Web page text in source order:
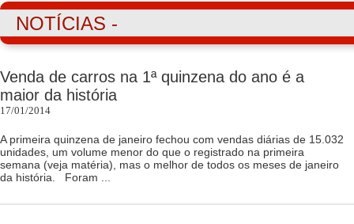
NOTÍCIAS -
Venda de carros na 1ª quinzena do ano é a
maior da história
17/01/2014
A primeira quinzena de janeiro fechou com vendas diárias de 15.032
unidades, um volume menor do que o registrado na primeira
semana (veja matéria), mas o melhor de todos os meses de janeiro
da história. Foram ...